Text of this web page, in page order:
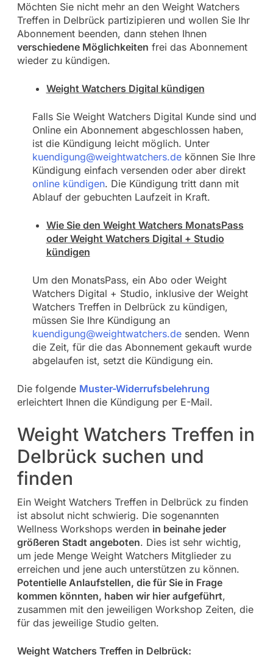
Möchten Sie nicht mehr an den Weight Watchers
Treffen in Delbrück partizipieren und wollen Sie Ihr
Abonnement beenden, dann stehen Ihnen
verschiedene Möglichkeiten frei das Abonnement
wieder zu kündigen.
Weight Watchers Digital kündigen
Falls Sie Weight Watchers Digital Kunde sind und
Online ein Abonnement abgeschlossen haben,
ist die Kündigung leicht möglich. Unter
kuendigung@weightwatchers.dekönnen Sie Ihre
Kündigung einfach versenden oder aber direkt
online kündigen. Die Kündigung tritt dann mit
Ablauf der gebuchten Laufzeit in Kraft.
Wie Sie den Weight Watchers MonatsPass
oder Weight Watchers Digital + Studio
kündigen
Um den MonatsPass, ein Abo oder Weight
Watchers Digital + Studio, inklusive der Weight
Watchers Treffen in Delbrück zu kündigen,
müssen Sie Ihre Kündigung an
kuendigung@weightwatchers.desenden. Wenn
die Zeit, für die das Abonnement gekauft wurde
abgelaufen ist, setzt die Kündigung ein.
Die folgende Muster-Widerrufsbelehrung
erleichtert Ihnen die Kündigung per E-Mail.
Weight Watchers Treffen in
Delbrück suchen und
finden
Ein Weight Watchers Treffen in Delbrück zu finden
ist absolut nicht schwierig. Die sogenannten
Wellness Workshops werden in beinahe jeder
größeren Stadt angeboten. Dies ist sehr wichtig,
um jede Menge Weight Watchers Mitglieder zu
erreichen und jene auch unterstützen zu können.
Potentielle Anlaufstellen, die für Sie in Frage
kommen könnten, haben wir hier aufgeführt,
zusammen mit den jeweiligen Workshop Zeiten, die
für das jeweilige Studio gelten.
Weight Watchers Treffen in Delbrück: